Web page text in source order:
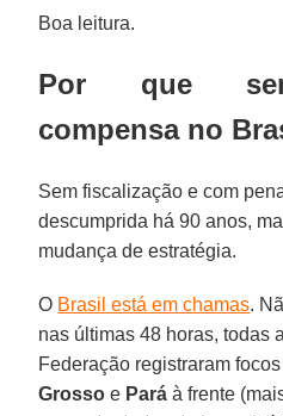
Boa leitura.
Por que ser
compensa no
Sem fiscalização e com
descumprida há 90 anos,
mudança de estratégia.
O Brasil está em chamas.
nas últimas 48 horas, todas
Federação registraram
Grosso e Pará à frente